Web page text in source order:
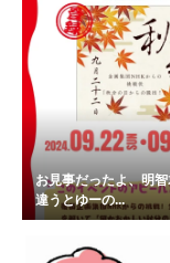
お見事だったよ、明
違うとゆーの...